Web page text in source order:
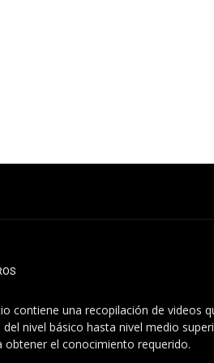
contiene una recopilación de videos
nivel básico hasta nivel medio
obtener el conocimiento requerido.